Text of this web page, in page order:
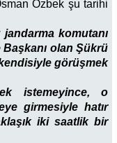
Özbek şu tarihi
komutanı
olan Şükrü
kendisiyle görüşmek
istemeyince, o
girmesiyle hatır
iki saatlik bir